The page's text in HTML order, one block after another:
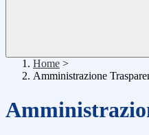
Home >
Amministrazione